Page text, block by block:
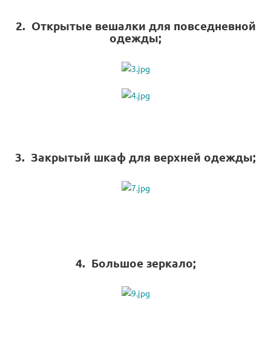
2. Открытые вешалки для повседневной
одежды;
3. Закрытый шкаф для верхней одежды;
4. Большое зеркало;